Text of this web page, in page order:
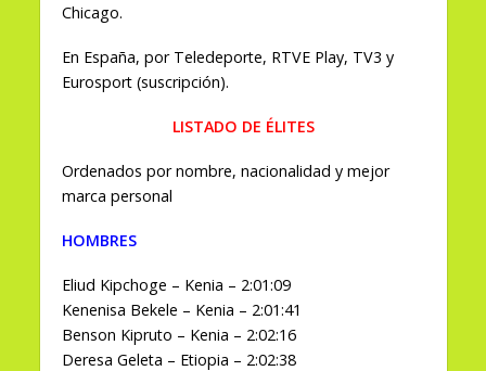
Chicago.
En España, por Teledeporte, RTVE Play, TV3 y
Eurosport (suscripción).
LISTADO DE ÉLITES
Ordenados por nombre, nacionalidad y mejor
marca personal
HOMBRES
Eliud Kipchoge – Kenia – 2:01:09
Kenenisa Bekele – Kenia – 2:01:41
Benson Kipruto – Kenia – 2:02:16
Deresa Geleta – Etiopia – 2:02:38